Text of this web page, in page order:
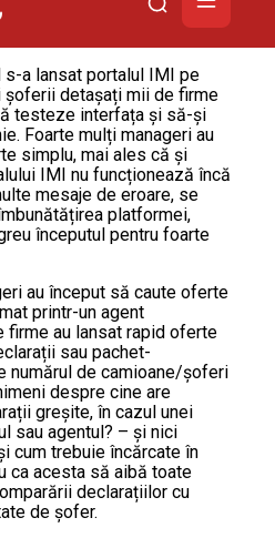
a lansat portalul IMI pe
detașați mii de firme
testeze interfața și să-și
Foarte mulți manageri au
simplu, mai ales că și
IMI nu funcționează încă
mesaje de eroare, se
platformei,
începutul pentru foarte
au început să caute oferte
printr-un agent
firme au lansat rapid oferte
sau pachet-
numărul de camioane/șoferi
despre cine are
greșite, în cazul unei
sau agentul? – și nici
cum trebuie încărcate în
ca acesta să aibă toate
declarațiilor cu
de șofer.